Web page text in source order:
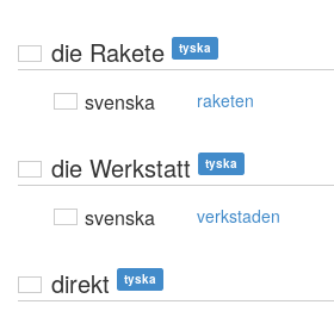
die Rakete tyska
svenska raketen
die Werkstatt tyska
svenska verkstaden
direkt tyska